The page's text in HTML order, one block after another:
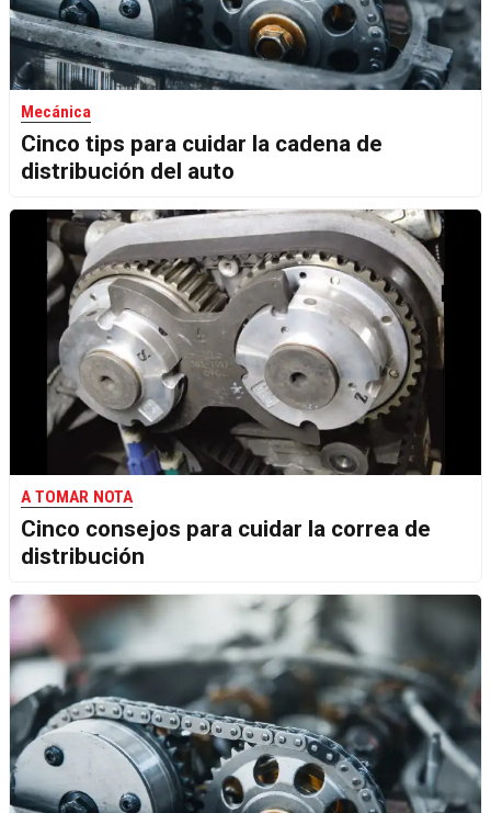
Mecánica
Cinco tips para cuidar la cadena de
distribución del auto
A TOMAR NOTA
Cinco consejos para cuidar la correa de
distribución